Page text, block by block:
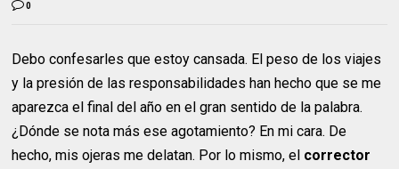
0
Debo confesarles que estoy cansada. El peso de los viajes
y la presión de las responsabilidades han hecho que se me
aparezca el final del año en el gran sentido de la palabra.
¿Dónde se nota más ese agotamiento? En mi cara. De
hecho, mis ojeras me delatan. Por lo mismo, el corrector